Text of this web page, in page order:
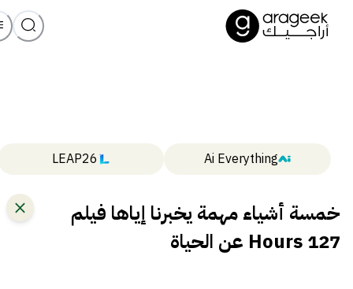
Ai Everything
LEAP26
خمسة أشياء مهمة يخبرنا إياها فيلم
127 Hours عن الحياة